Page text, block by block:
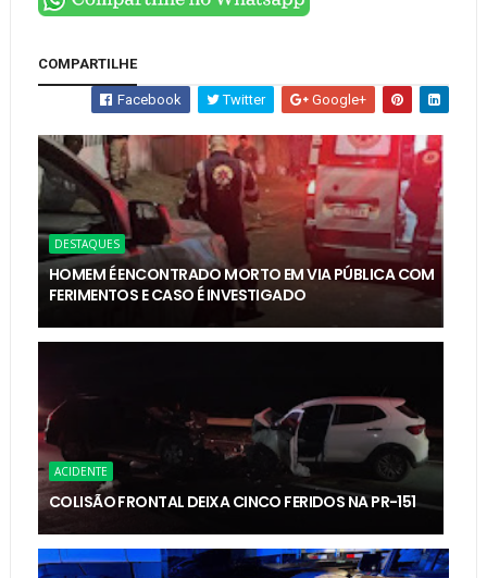
COMPARTILHE
Facebook Twitter Google+
DESTAQUES
HOMEM É ENCONTRADO MORTO EM VIA PÚBLICA COM
FERIMENTOS E CASO É INVESTIGADO
ACIDENTE
COLISÃO FRONTAL DEIXA CINCO FERIDOS NA PR-151